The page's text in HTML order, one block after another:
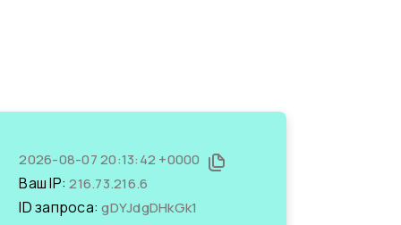
2026-08-07 20:13:42 +0000
Ваш IP:216.73.216.6
ID запроса:gDYJdgDHkGk1